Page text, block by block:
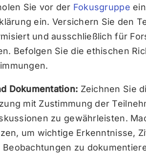
Sie vor der Fokusgruppe
ein. Versichern Sie den
und ausschließlich für
Befolgen Sie die ethischen
Dokumentation: Zeichnen Sie
mit Zustimmung der
zu gewährleisten.
um wichtige Erkenntnisse,
zu